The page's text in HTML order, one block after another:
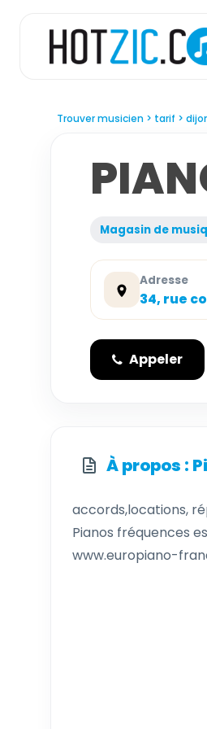
Trouver musicien tarif
Magasin de
Adresse
34, rue
Appeler
À propos :
accords,locations,
Pianos fréquences
www.europiano-